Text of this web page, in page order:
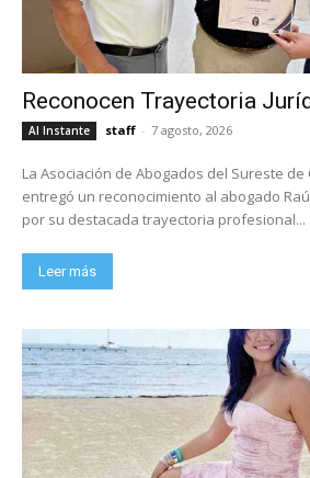
Reconocen Trayectoria
Al Instante staff - 7 agosto, 2026
La Asociación de Abogados del Sureste de
entregó un reconocimiento al abogado
por su destacada trayectoria profesional...
Leer más